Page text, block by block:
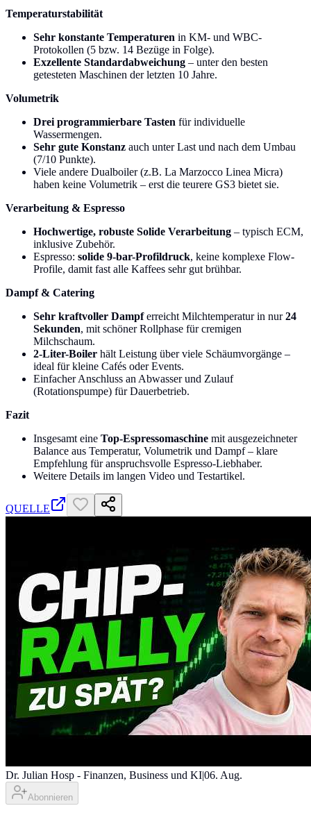
Temperaturstabilität
Sehr konstante Temperaturen in KM- und WBC-
Protokollen (5 bzw. 14 Bezüge in Folge).
Exzellente Standardabweichung – unter den besten
getesteten Maschinen der letzten 10 Jahre.
Volumetrik
Drei programmierbare Tasten für individuelle
Wassermengen.
Sehr gute Konstanz auch unter Last und nach dem Umbau
(7/10 Punkte).
Viele andere Dualboiler (z.B. La Marzocco Linea Micra)
haben keine Volumetrik – erst die teurere GS3 bietet sie.
Verarbeitung & Espresso
Hochwertige, robuste Solide Verarbeitung – typisch ECM,
inklusive Zubehör.
Espresso: solide 9-bar-Profildruck, keine komplexe Flow-
Profile, damit fast alle Kaffees sehr gut brühbar.
Dampf & Catering
Sehr kraftvoller Dampferreicht Milchtemperatur in nur24
Sekunden, mit schöner Rollphase für cremigen
Milchschaum.
2-Liter-Boiler hält Leistung über viele Schäumvorgänge –
ideal für kleine Cafés oder Events.
Einfacher Anschluss an Abwasser und Zulauf
(Rotationspumpe) für Dauerbetrieb.
Fazit
Insgesamt eine Top-Espressomaschine mit ausgezeichneter
Balance aus Temperatur, Volumetrik und Dampf – klare
Empfehlung für anspruchsvolle Espresso-Liebhaber.
Weitere Details im langen Video und Testartikel.
QUELLE
Dr. Julian Hosp - Finanzen, Business und KI|06. Aug.
Abonnieren